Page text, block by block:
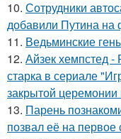
10. Сотрудники
добавили Путина на
11. Ведьминские
12. Айзек хемпстед -
старка в сериале
закрытой
13. Парень
позвал её на первое